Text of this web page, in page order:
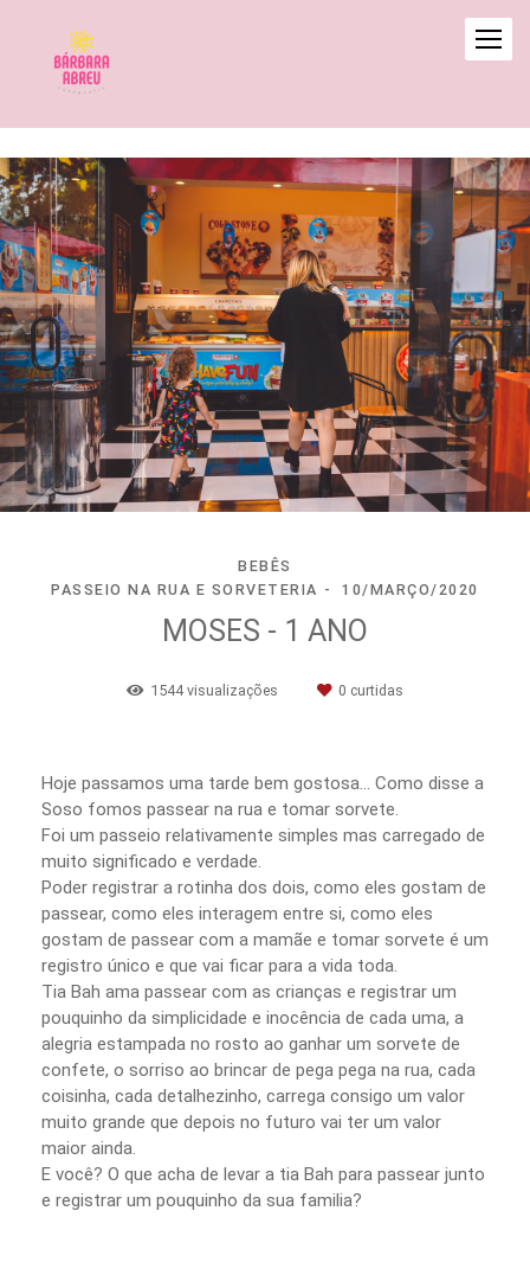
BEBÊS
PASSEIO NA RUA E SORVETERIA
10/MARÇO/2020
MOSES - 1 ANO
1544visualizações 0 curtidas
Hoje passamos uma tarde bem gostosa... Como disse a
Soso fomos passear na rua e tomar sorvete.
Foi um passeio relativamente simples mas carregado de
muito significado e verdade.
Poder registrar a rotinha dos dois, como eles gostam de
passear, como eles interagem entre si, como eles
gostam de passear com a mamãe e tomar sorvete é um
registro único e que vai ficar para a vida toda.
Tia Bah ama passear com as crianças e registrar um
pouquinho da simplicidade e inocência de cada uma, a
alegria estampada no rosto ao ganhar um sorvete de
confete, o sorriso ao brincar de pega pega na rua, cada
coisinha, cada detalhezinho, carrega consigo um valor
muito grande que depois no futuro vai ter um valor
maior ainda.
E você? O que acha de levar a tia Bah para passear junto
e registrar um pouquinho da sua familia?